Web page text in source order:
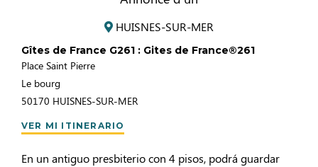
HUISNES-SUR-MER
Gîtes de France G261 : Gites de France®261
Place Saint Pierre
Le bourg
50170 HUISNES-SUR-MER
VER MI ITINERARIO
En un antiguo presbiterio con 4 pisos, podrá guardar